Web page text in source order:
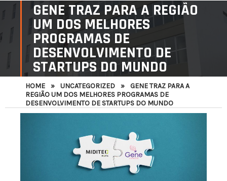
GENE TRAZ PARA A REGIÃO
UM DOS MELHORES
PROGRAMAS DE
DESENVOLVIMENTO DE
STARTUPS DO MUNDO
HOME » UNCATEGORIZED »
GENE TRAZ PARA A
REGIÃO UM DOS MELHORES PROGRAMAS DE
DESENVOLVIMENTO DE STARTUPS DO MUNDO